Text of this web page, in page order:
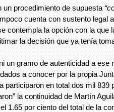
un procedimiento de supuesta
cuenta con sustento legal
contempla la opción con la que
la decisión que ya tenía
un gramo de autenticidad a ese
a conocer por la propia
participaron en total dos mil 839
la continuidad de Martín
1.65 por ciento del total de la